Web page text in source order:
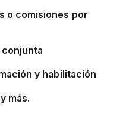
o comisiones por
y habilitación
más.